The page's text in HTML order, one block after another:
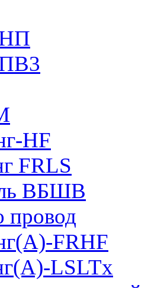
HF
FRLS
ВБШВ
провод
FRHF
LSLTx